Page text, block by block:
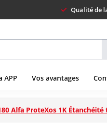
Qualité de
APP Vos avantages
Alfa ProteXos 1K